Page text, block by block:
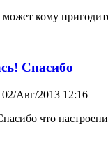
может кому
Спасибо
02/Авг/2013 12:16
что